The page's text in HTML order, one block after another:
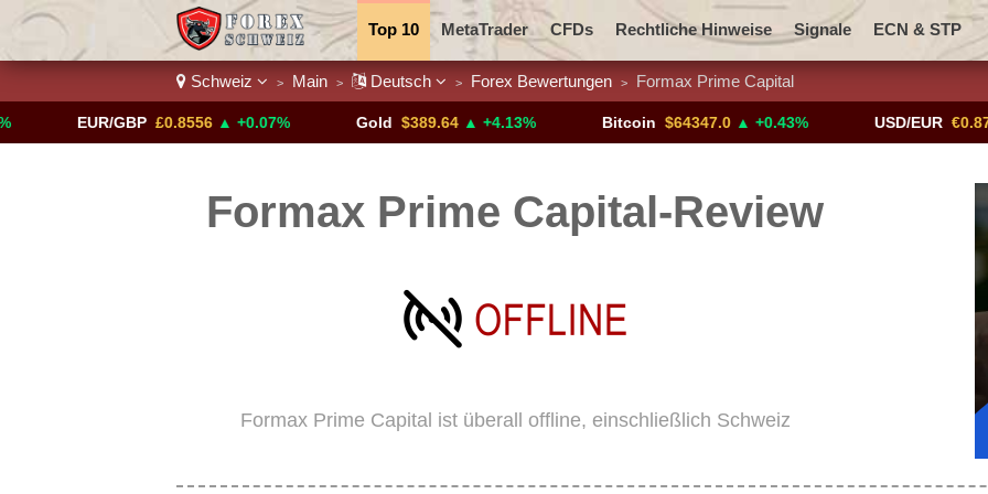
Top 10 MetaTrader CFDs Rechtliche Hinweise Signale ECN & STP
Binäre Währungspaare Werbeaktionen Benachrichtigen Sie mich!
Schweiz > Main > Deutsch > Forex Bewertungen > Formax Prime Capital
EUR/GBP £0.8556 ▲ +0.07% $389.64 ▲ +4.13% $64347.0 ▲ +0.43% USD/EUR €0.8793 ▼
Formax Prime Capital-Review
Formax Prime Capital ist überall offline, einschließlich Schweiz